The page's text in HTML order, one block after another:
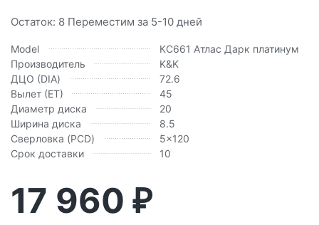
Остаток: 8 Переместим за 5-10 дней
Model
КС661 Атлас Дарк платинум
Производитель
K&K
ДЦО (DIA)
72.6
Вылет (ЕТ)
45
Диаметр диска
20
Ширина диска
8.5
Сверловка (PCD)
5x120
Срок доставки
10
17 960 ₽